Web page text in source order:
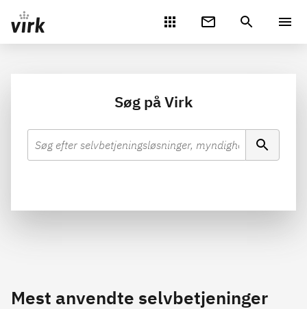
Gå direkte til indhold
Søg på Virk
Mest anvendte selvbetjeninger